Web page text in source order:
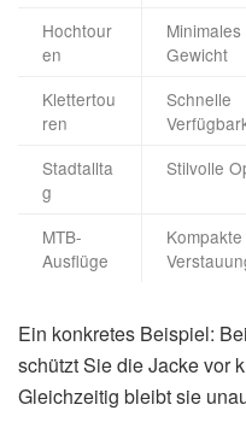
Hochtour
en
Minimales
Gewicht
Klettertou
ren
Schnelle
Stadtallta
g
Stilvolle
MTB-
Ausflüge
Kompakte
Ein konkretes Beispiel:
schützt Sie die Jacke vor
Gleichzeitig bleibt sie